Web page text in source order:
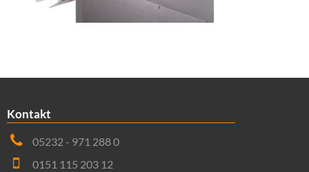
Kontakt
05232 - 971 288 0
0151 115 203 12